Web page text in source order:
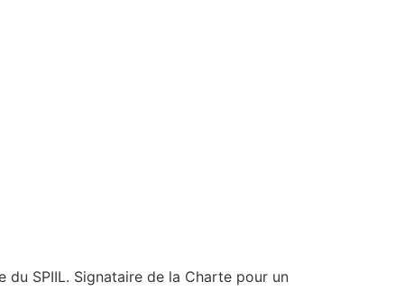
du SPIIL. Signataire de la Charte pour un